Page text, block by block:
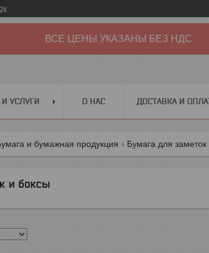
ВСЕ ЦЕНЫ УКАЗАНЫ БЕЗ НДС
УСЛУГИ О НАС ДОСТАВКА И
и бумажная продукция Бумага для заметок
и боксы